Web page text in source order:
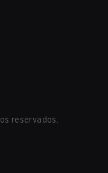
reservados.